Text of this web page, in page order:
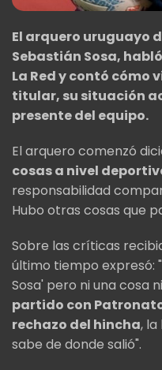
El arquero uruguayo
Sebastián Sosa,
La Red y contó cómo
titular, su situación
presente del equipo.
El arquero comenzó
cosas a nivel
responsabilidad
Hubo otras cosas que
Sobre las críticas
último tiempo expresó:
Sosa' pero ni una cosa
partido con
rechazo del hincha,
sabe de donde salió".